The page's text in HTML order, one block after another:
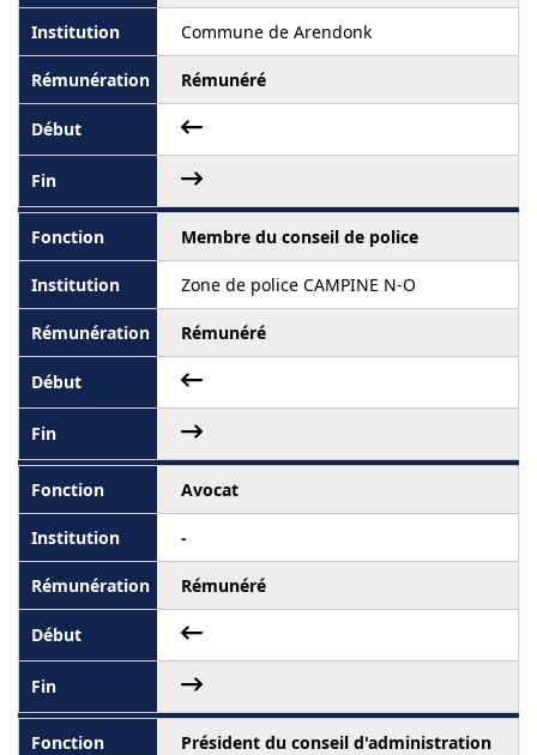
Commune de Arendonk
Rémunéré
Membre du conseil de police
Zone de police CAMPINE N-O
Rémunéré
Avocat
-
Rémunéré
Président du conseil d'administration